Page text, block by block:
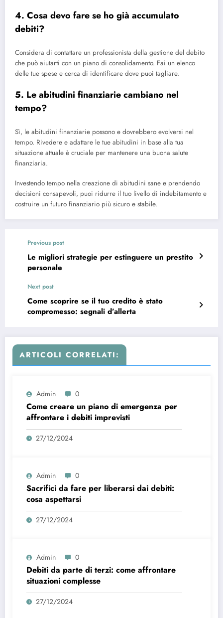
4. Cosa devo fare se ho già accumulato
debiti?
Considera di contattare un professionista della gestione del debito
che può aiutarti con un piano di consolidamento. Fai un elenco
delle tue spese e cerca di identificare dove puoi tagliare.
5. Le abitudini finanziarie cambiano nel
tempo?
Sì, le abitudini finanziarie possono e dovrebbero evolversi nel
tempo. Rivedere e adattare le tue abitudini in base alla tua
situazione attuale è cruciale per mantenere una buona salute
finanziaria.
Investendo tempo nella creazione di abitudini sane e prendendo
decisioni consapevoli, puoi ridurre il tuo livello di indebitamento e
costruire un futuro finanziario più sicuro e stabile.
Previous post
Le migliori strategie per estinguere un prestito
personale
Next post
Come scoprire se il tuo credito è stato
compromesso: segnali d’allerta
ARTICOLI CORRELATI:
Admin 0
Come creare un piano di emergenza per
affrontare i debiti imprevisti
27/12/2024
Admin 0
Sacrifici da fare per liberarsi dai debiti:
cosa aspettarsi
27/12/2024
Admin 0
Debiti da parte di terzi: come affrontare
situazioni complesse
27/12/2024